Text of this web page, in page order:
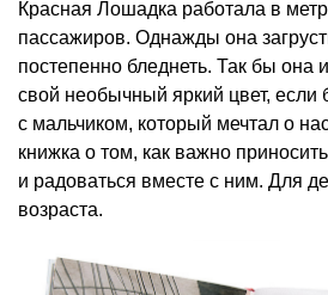
Красная Лошадка работала в
пассажиров. Однажды она
постепенно бледнеть. Так бы она
свой необычный яркий цвет, если
с мальчиком, который мечтал о
книжка о том, как важно
и радоваться вместе с ним. Для
возраста.